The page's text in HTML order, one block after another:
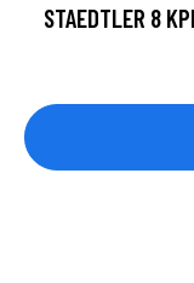
STAEDTLER 8